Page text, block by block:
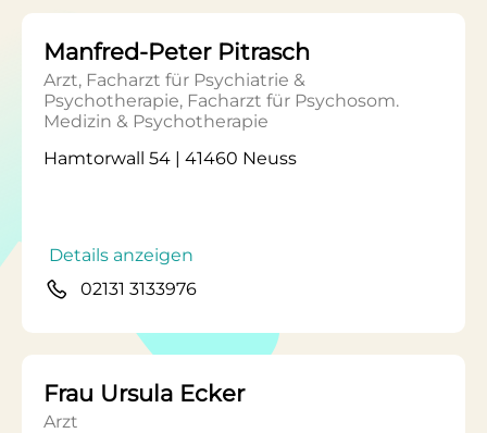
Manfred-Peter Pitrasch
Arzt, Facharzt für Psychiatrie &
Psychotherapie, Facharzt für Psychosom.
Medizin & Psychotherapie
Hamtorwall 54 | 41460 Neuss
Details anzeigen
02131 3133976
Frau Ursula Ecker
Arzt